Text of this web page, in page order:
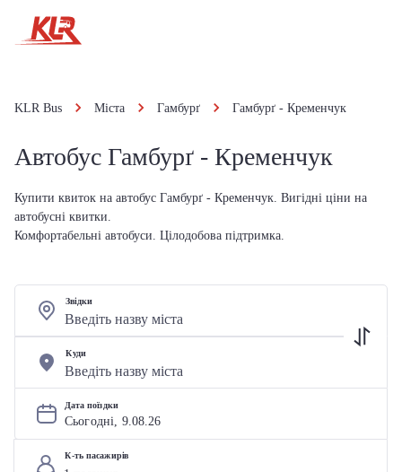
KLR Bus Міста Гамбурґ Гамбурґ - Кременчук
Автобус Гамбурґ - Кременчук
Купити квиток на автобус Гамбурґ - Кременчук. Вигідні ціни на
автобусні квитки.
Комфортабельні автобуси. Цілодобова підтримка.
Звідки
Куди
Дата поїздки
Сьогодні, 9.08.26
К-ть пасажирів